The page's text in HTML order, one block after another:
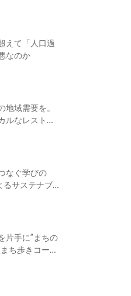
えて「人口過
なのか
地域需要を。
ルなレストラ
なぐ学びの
るサステナブ
片手に”まちの
ち歩きコーヒ